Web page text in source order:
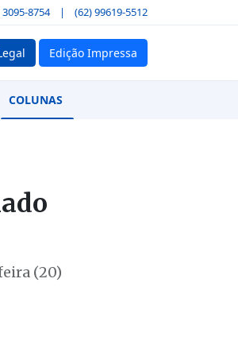
3095-8754 | (62) 99619-5512
Edição Impressa
COLUNAS
(20)